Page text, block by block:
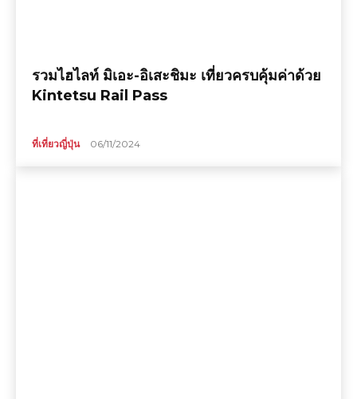
รวมไฮไลท์ มิเอะ-อิเสะชิมะ เที่ยวครบคุ้มค่าด้วย
Kintetsu Rail Pass
ที่เที่ยวญี่ปุ่น 06/11/2024